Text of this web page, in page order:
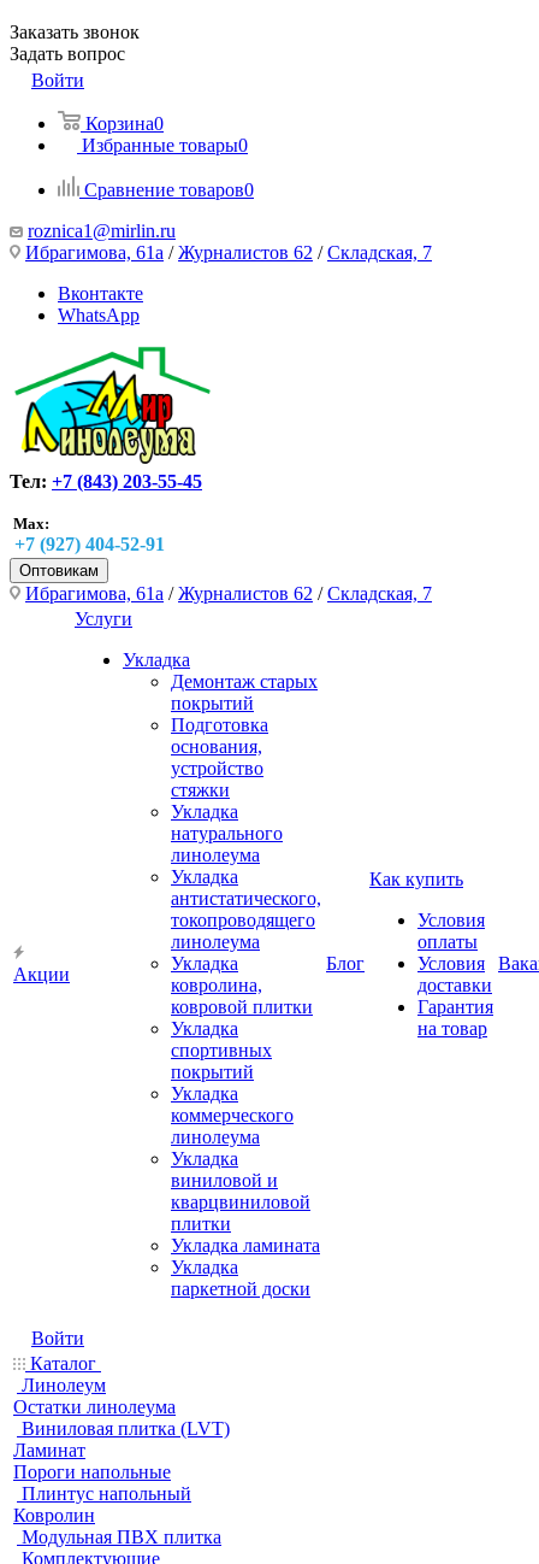
Заказать звонок
Задать вопрос
Войти
Корзина0
Избранные товары0
Сравнение товаров0
roznica1@mirlin.ru
Ибрагимова, 61а /Журналистов 62 /Складская, 7
Вконтакте
WhatsApp
Тел: +7 (843) 203-55-45
Max:
+7 (927) 404-52-91
Оптовикам
Ибрагимова, 61а /Журналистов 62 /Складская, 7
Акции
Услуги
Укладка
Демонтаж старых
покрытий
Подготовка
основания,
устройство
стяжки
Укладка
натурального
линолеума
Укладка
антистатического,
токопроводящего
линолеума
Укладка
ковролина,
ковровой плитки
Укладка
спортивных
покрытий
Укладка
коммерческого
линолеума
Укладка
виниловой и
кварцвиниловой
плитки
Укладка ламината
Укладка
паркетной доски
Блог
Как купить
Условия
оплаты
Условия
доставки
Гарантия
на товар
Войти
Каталог
Линолеум
Остатки линолеума
Виниловая плитка (LVT)
Ламинат
Пороги напольные
Плинтус напольный
Ковролин
Модульная ПВХ плитка
Комплектующие